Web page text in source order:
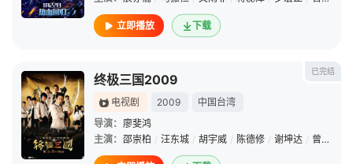
立即播放 下载
已完结
终极三国2009
电视剧 2009
中国台湾
导演： 廖斐鸿
主演： 邵崇柏 / 汪东城 / 胡宇威 / 陈德修 / 谢坤达 / 曾沛慈